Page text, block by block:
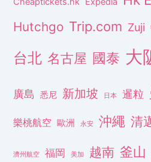
Hutchgo Trip.com Zuji
台北 名古屋 國泰 大
廣島 悉尼 新加坡 日本 暹粒
樂桃航空 歐洲 永安 沖繩 清
濟州航空 福岡 美加 越南 釜山